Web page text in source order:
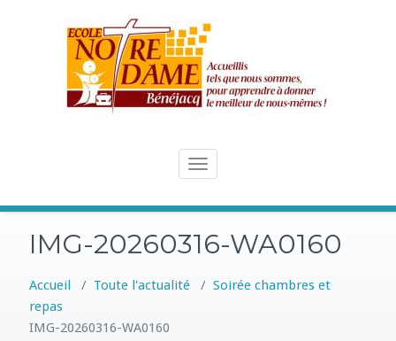
Toggle
IMG-20260316-WA0160
Accueil / Toute l'actualité / Soirée chambres et
repas
IMG-20260316-WA0160